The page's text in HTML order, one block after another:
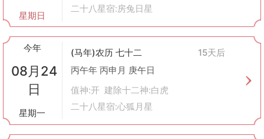
星期日
二十八星宿:房兔日星
今年
08月24
日
星期一
(马年)农历 七十二
15天后
丙午年 丙申月 庚午日
值神:开 建除十二神:白虎
二十八星宿:心狐月星